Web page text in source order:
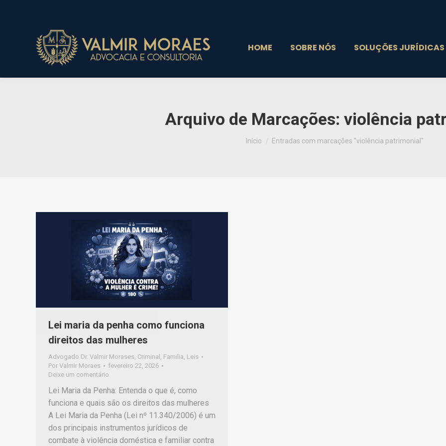
HOME SOBRE NÓS SOLUÇÕES JURÍDICAS
Arquivo de Marcações: violência
Você está aqui:
Início Entradas com marcações "violência patrimonial"
Lei maria da penha como funciona
direitos das mulheres
Advogado Dr. Valmir Morases, Criminal , Familia, Leis
Por Valmir Moraes
fevereiro 22, 2026
Deixe um comentário
Lei Maria da Penha: Entenda o que é, como
funciona e quais são os direitos das mulheres
A Lei Maria da Penha (Lei nº 11.340/2006) é um
dos principais instrumentos jurídicos de
combate à violência doméstica e familiar contra